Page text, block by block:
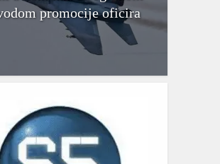
promocije oficira